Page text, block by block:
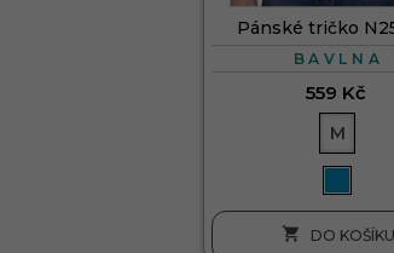
Pánské tričko
BAVLNA
559 Kč
M
 DO KOŠÍKU